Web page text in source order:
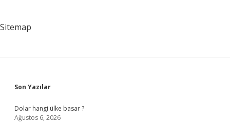
Sitemap
Sidebar
Son Yazılar
Dolar hangi ülke basar ?
Ağustos 6, 2026